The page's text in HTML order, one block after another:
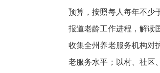
预算，按照每人每年不少
报道老龄工作进程，解读
收集全州养老服务机构对
老服务水平；以村、社区